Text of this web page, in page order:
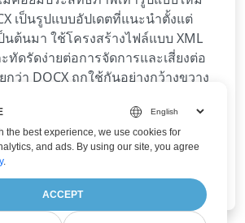
เป็นรูปแบบอัปเดตที่แนะนำตั้งแต่
นต้นมา ใช้โครงสร้างไฟล์แบบ XML
ดรัดง่ายต่อการจัดการและเสี่ยงต่อ
กว่า DOCX ถูกใช้กันอย่างกว้างขวาง
กใช้สำหรับสร้าง แก้ไข และแชร์
ดหมาย รายงาน และเรียงความ AI
ของเราช่วยให้คุณแปล
ได้โดยคงรูปแบบเดิมไว้.
the best experience, we use cookies for
and ads. By using our site, you agree
.
ACCEPT